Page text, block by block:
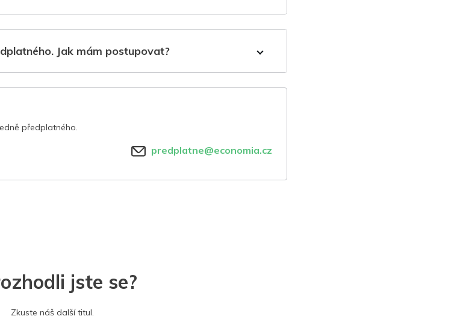
Jak mám postupovat?
předplatného.
predplatne@economia.cz
jste se?
Zkuste náš další titul.